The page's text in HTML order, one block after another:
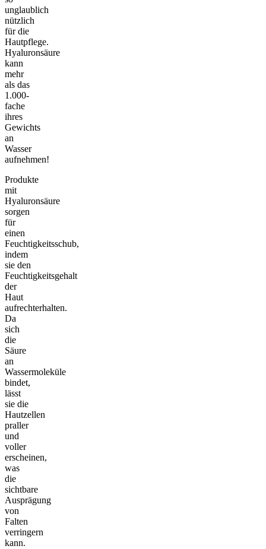
unglaublich
nützlich
für die
Hautpflege.
Hyaluronsäure
kann
mehr
als das
1.000-
fache
ihres
Gewichts
an
Wasser
aufnehmen!
Produkte
mit
Hyaluronsäure
sorgen
für
einen
Feuchtigkeitsschub,
indem
sie den
Feuchtigkeitsgehalt
der
Haut
aufrechterhalten.
Da
sich
die
Säure
an
Wassermoleküle
bindet,
lässt
sie die
Hautzellen
praller
und
voller
erscheinen,
was
die
sichtbare
Ausprägung
von
Falten
verringern
kann.